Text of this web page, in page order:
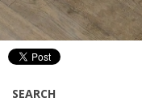
SEARCH